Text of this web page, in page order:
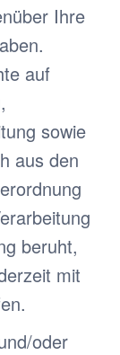
Ihre
auf
sowie
aus den
beruht,
mit
oder